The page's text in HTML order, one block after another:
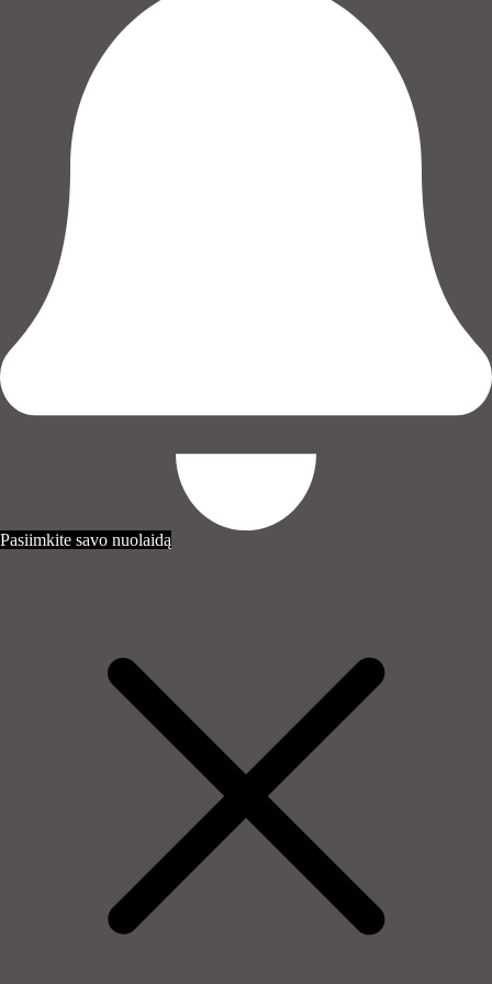
Pasiimkite savo nuolaidą